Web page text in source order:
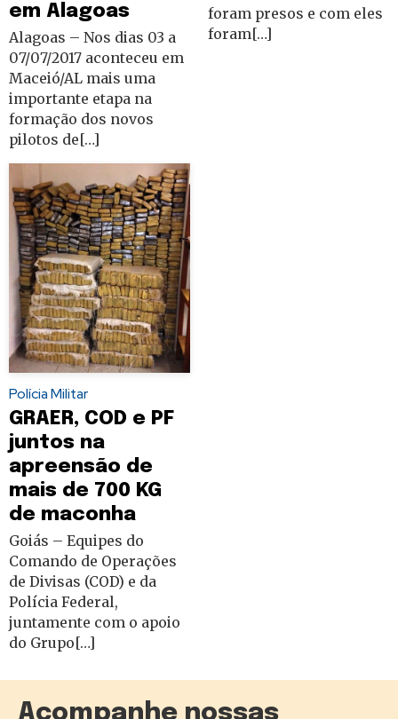
em Alagoas
Alagoas – Nos dias 03 a
07/07/2017 aconteceu em
Maceió/AL mais uma
importante etapa na
formação dos novos
pilotos de[…]
foram presos e com eles
foram[…]
Polícia Militar
GRAER, COD e PF
juntos na
apreensão de
mais de 700 KG
de maconha
Goiás – Equipes do
Comando de Operações
de Divisas (COD) e da
Polícia Federal,
juntamente com o apoio
do Grupo[…]